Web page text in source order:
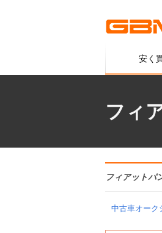
安く
フィ
フィアットパ
中古車オーク